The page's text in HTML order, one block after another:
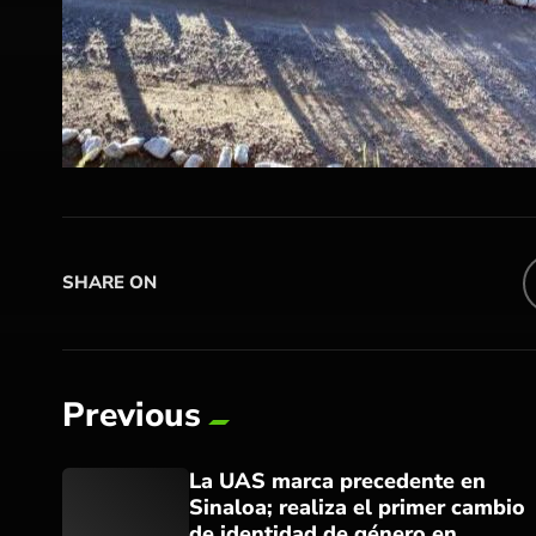
SHARE ON
Previous
La UAS marca precedente en
Sinaloa; realiza el primer cambio